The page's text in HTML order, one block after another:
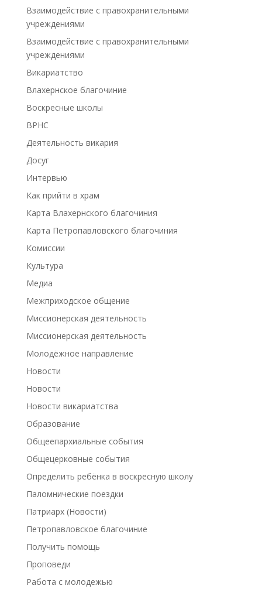
Взаимодействие с правохранительными
учреждениями
Взаимодействие с правохранительными
учреждениями
Викариатство
Влахернское благочиние
Воскресные школы
ВРНС
Деятельность викария
Досуг
Интервью
Как прийти в храм
Карта Влахернского благочиния
Карта Петропавловского благочиния
Комиссии
Культура
Медиа
Межприходское общение
Миссионерская деятельность
Миссионерская деятельность
Молодёжное направление
Новости
Новости
Новости викариатства
Образование
Общеепархиальные события
Общецерковные события
Определить ребёнка в воскресную школу
Паломнические поездки
Патриарх (Новости)
Петропавловское благочиние
Получить помощь
Проповеди
Работа с молодежью